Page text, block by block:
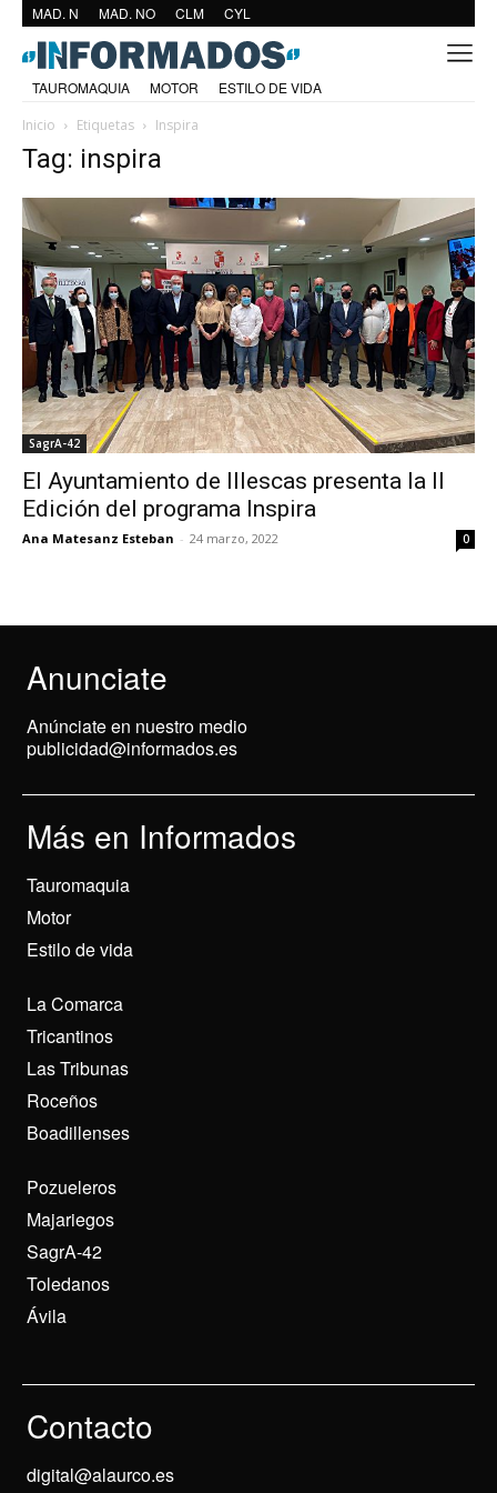
MAD. N MAD. NO CLM CYL
TAUROMAQUIA MOTOR
ESTILO DE VIDA
Inicio
Etiquetas Inspira
Tag: inspira
SagrA-42
El Ayuntamiento de Illescas presenta la II
Edición del programa Inspira
Ana Matesanz Esteban - 24 marzo, 2022 0
Anunciate
Anúnciate en nuestro medio
publicidad@informados.es
Más en Informados
Tauromaquia
Motor
Estilo de vida
La Comarca
Tricantinos
Las Tribunas
Roceños
Boadillenses
Pozueleros
Majariegos
SagrA-42
Toledanos
Ávila
Contacto
digital@alaurco.es